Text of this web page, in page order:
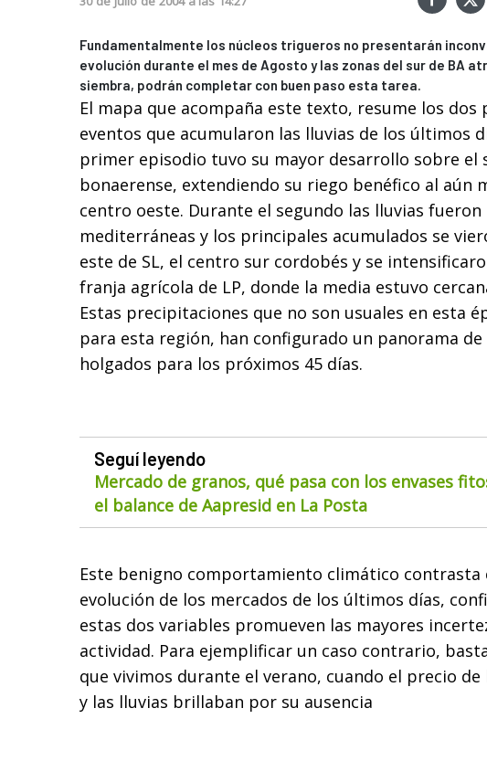
Fundamentalmente los núcleos trigueros no presentarán
evolución durante el mes de Agosto y las zonas del sur de BA
siembra, podrán completar con buen paso esta tarea.
El mapa que acompaña este texto, resume los dos
eventos que acumularon las lluvias de los últimos
primer episodio tuvo su mayor desarrollo sobre el
bonaerense, extendiendo su riego benéfico al aún
centro oeste. Durante el segundo las lluvias fueron
mediterráneas y los principales acumulados se
este de SL, el centro sur cordobés y se
franja agrícola de LP, donde la media estuvo
Estas precipitaciones que no son usuales en esta
para esta región, han configurado un panorama de
holgados para los próximos 45 días.
Seguí leyendo
Mercado de granos, qué pasa con los envases
el balance de Aapresid en La Posta
Este benigno comportamiento climático contrasta
evolución de los mercados de los últimos días,
estas dos variables promueven las mayores
actividad. Para ejemplificar un caso contrario,
que vivimos durante el verano, cuando el precio de
y las lluvias brillaban por su ausencia